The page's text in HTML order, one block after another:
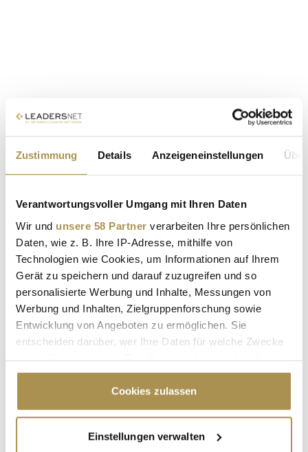
Zustimmung Details Anzeigeneinstellungen
Verantwortungsvoller Umgang mit Ihren Daten
Wir und unsere 58 Partner verarbeiten Ihre persönlichen
Daten, wie z. B. Ihre IP-Adresse, mithilfe von
Technologien wie Cookies, um Informationen auf Ihrem
Gerät zu speichern und darauf zuzugreifen und so
personalisierte Werbung und Inhalte, Messungen von
Werbung und Inhalten, Zielgruppenforschung sowie
Entwicklung von Angeboten zu ermöglichen. Sie
entscheiden darüber, wer Ihre Daten für welche Zwecke
Cookie-Erklärung oder durch Klicken auf das Privacy
Trigger Symbol ändern oder widerrufen
Informationen über Ihre geografische Lage
Cookies zulassen
Einstellungen verwalten